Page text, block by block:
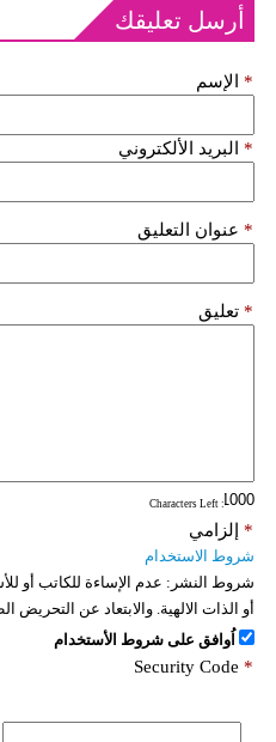
أرسل تعليقك
الإسم *
البريد الألكتروني *
عنوان التعليق *
تعليق *
: Characters Left
إلزامي *
شروط الاستخدام
شروط النشر: عدم الإساءة للكاتب أو
أو الذات الالهية. والابتعاد عن التحريض
اُوافق على شروط الأستخدام
Security Code *